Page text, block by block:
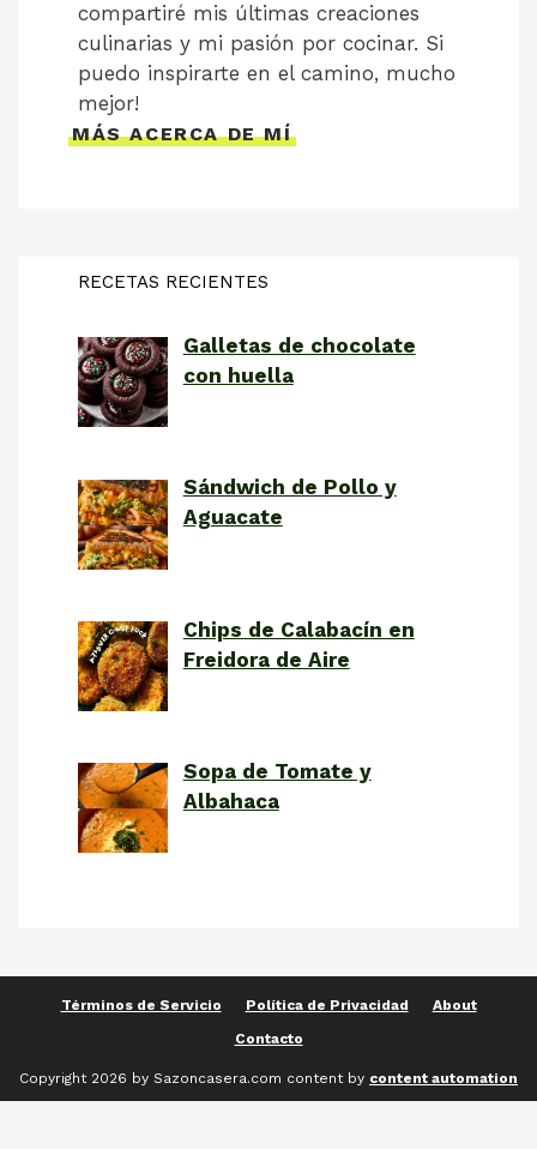
compartiré mis últimas creaciones
culinarias y mi pasión por cocinar. Si
puedo inspirarte en el camino, mucho
mejor!
MÁS ACERCA DE MÍ
RECETAS RECIENTES
Galletas de chocolate
con huella
Sándwich de Pollo y
Aguacate
Chips de Calabacín en
Freidora de Aire
Sopa de Tomate y
Albahaca
Términos de Servicio Política de Privacidad
About
Contacto
Copyright 2026 by Sazoncasera.com content by content automation